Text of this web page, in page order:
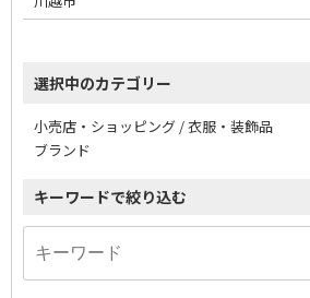
選択中のカテゴリー
小売店・ショッピング / 衣服・装飾品
ブランド
キーワードで絞り込む